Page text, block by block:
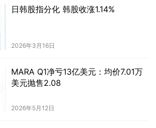
日韩股指分化 韩股收涨1.14%
2026年3月16日
MARA Q1净亏13亿美元：均价7.01万
美元抛售2.08
2026年5月12日